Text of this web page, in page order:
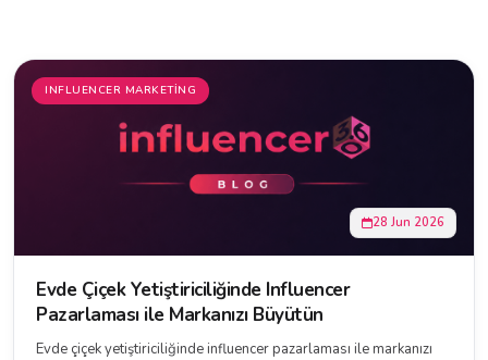
INFLUENCER MARKETING
28 Jun 2026
Evde Çiçek Yetiştiriciliğinde Influencer
Pazarlaması ile Markanızı Büyütün
Evde çiçek yetiştiriciliğinde influencer pazarlaması ile markanızı